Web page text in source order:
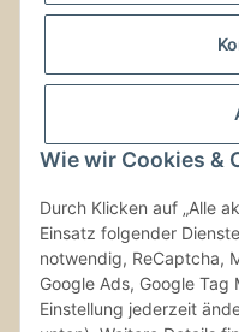
Wie wir Cookies &
Durch Klicken auf „Alle
Einsatz folgender
notwendig, ReCaptcha,
Google Ads, Google Tag
Einstellung jederzeit
Kontaktinformationen
Vertrag widerrufen